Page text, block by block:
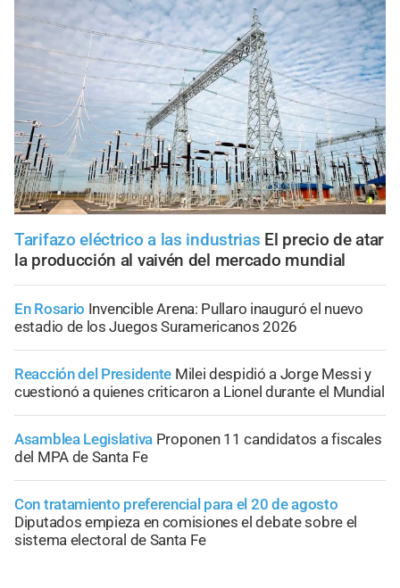
Tarifazo eléctrico a las industrias El precio de atar
la producción al vaivén del mercado mundial
En Rosario Invencible Arena: Pullaro inauguró el nuevo
estadio de los Juegos Suramericanos 2026
Reacción del Presidente Milei despidió a Jorge Messi y
cuestionó a quienes criticaron a Lionel durante el Mundial
Asamblea Legislativa Proponen 11 candidatos a fiscales
del MPA de Santa Fe
Con tratamiento preferencial para el 20 de agosto
Diputados empieza en comisiones el debate sobre el
sistema electoral de Santa Fe